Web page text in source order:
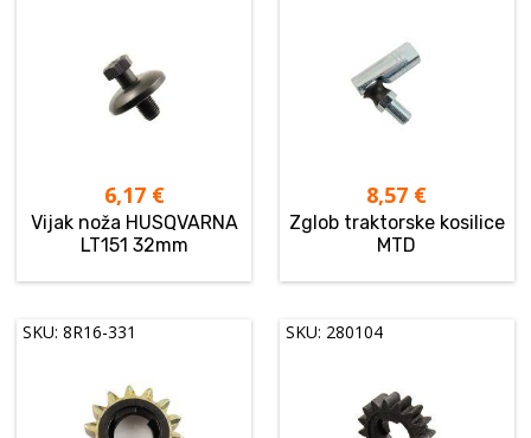
6,17 €
Vijak noža HUSQVARNA
LT151 32mm
8,57 €
Zglob traktorske kosilice
MTD
SKU: 8R16-331 SKU: 280104